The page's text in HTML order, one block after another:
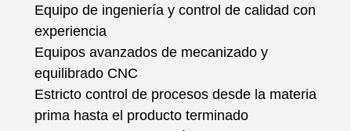
Equipo de ingeniería y control de calidad con
experiencia
Equipos avanzados de mecanizado y
equilibrado CNC
Estricto control de procesos desde la materia
prima hasta el producto terminado